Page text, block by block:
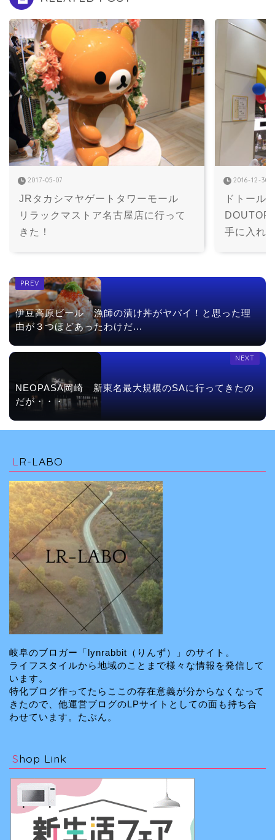
JRタカシマヤゲートタワーモール
リラックマストア名古屋店に行って
きた！
2017-05-07
ドトール
DOUTOR
手に入れ
2016-12-30
伊豆高原ビール　漁師の漬け丼がヤバイ！と思った理
由が３つほどあったわけだ...
NEOPASA岡崎　新東名最大規模のSAに行ってきたの
だが・・・
LR-LABO
岐阜のブロガー「lynrabbit（りんず）」のサイト。
ライフスタイルから地域のことまで様々な情報を発信して
います。
特化ブログ作ってたらここの存在意義が分からなくなって
きたので、他運営ブログのLPサイトとしての面も持ち合
わせています。たぶん。
Shop Link